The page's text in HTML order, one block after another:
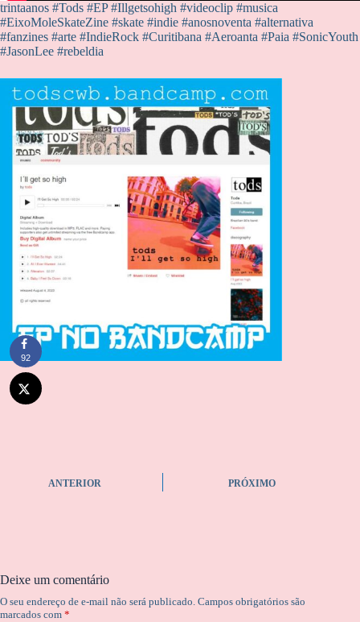
trintaanos #Tods #EP #Illgetsohigh #videoclip #musica
#EixoMoleSkateZine #skate #indie #anosnoventa #alternativa
#fanzines #arte #IndieRock #Curitibana #Aeroanta #Paia #SonicYouth
#JasonLee #rebeldia
ANTERIOR PRÓXIMO
Deixe um comentário
O seu endereço de e-mail não será publicado. Campos obrigatórios são
marcados com *
92